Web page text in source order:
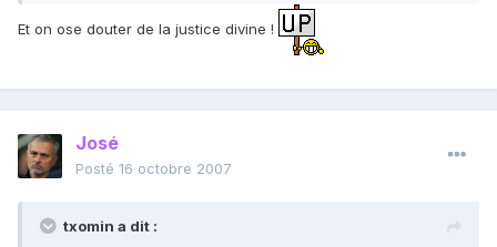
Et on ose douter de la justice divine !
José
Posté 16 octobre 2007
txomin a dit :